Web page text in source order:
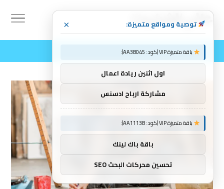
توصية ومواقع متميزة: ×
باقة متميزة VIP (كود: AA38045):
اول اثنين ريادة اعمال
مشاركة ارباح ادسنس
باقة متميزة VIP (كود: AA11138):
باقة باك لينك
تحسين محركات البحث SEO